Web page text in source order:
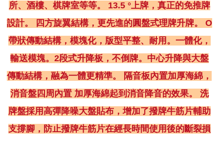
所、酒樓、棋牌室等等。 13.5 °上牌，真正的免推牌
設計。 四方旋翼結構，更先進的圓盤式理牌升牌。 O
帶狀傳動結構，模塊化，版型平整、耐用。一體化，
輸送模塊。2段式升降板，不倒牌。中心升降與大盤
傳動結構，融為一體更精準。 隔音板內置加厚海綿，
消音盤四周內置 加厚海綿起到消音降音的效果。 洗
牌盤採用高彈降噪大盤貼布，增加了撥牌牛筋片輔助
支撐腳，防止撥牌牛筋片在經長時間使用後的斷裂損